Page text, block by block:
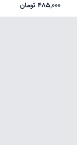
485,000 تومان